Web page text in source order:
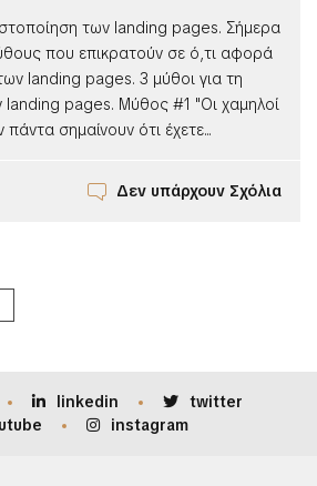
των landing pages. Σήμερα
που επικρατούν σε ό,τι αφορά
landing pages. 3 μύθοι για τη
landing pages. Mύθος #1 "Οι χαμηλοί
σημαίνουν ότι έχετε...
Δεν υπάρχουν Σχόλια
linkedin
twitter
instagram